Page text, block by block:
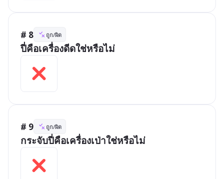
# 8 ถูก/ผิด
ปี่คือเครื่องดีดใช่หรือไม่
# 9 ถูก/ผิด
กระจับปี่คือเครื่องเป่าใช่หรือไม่